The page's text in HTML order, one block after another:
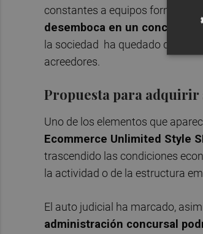
constantes a equipos formados
desemboca en un concurso
la sociedad ha quedado disuelta
acreedores.
Propuesta para
Uno de los elementos que
Ecommerce Unlimited Style
trascendido las condiciones
la actividad o de la estructura
El auto judicial ha marcado,
administración concursal